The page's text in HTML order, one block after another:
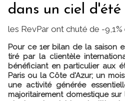
dans un ciel
les RevPar ont chuté de -
Pour ce 1er bilan de la saison
tiré par la clientèle
bénéficiant en particulier aux
Paris ou la Côte d'Azur; un
une activité générée
majoritairement domestique